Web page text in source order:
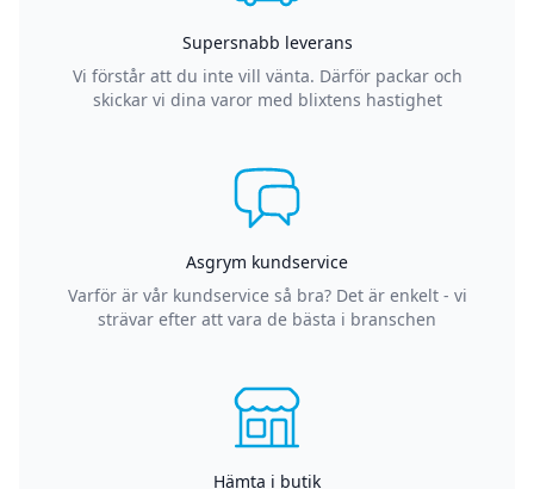
Supersnabb leverans
Vi förstår att du inte vill vänta. Därför packar och
skickar vi dina varor med blixtens hastighet
Asgrym kundservice
Varför är vår kundservice så bra? Det är enkelt - vi
strävar efter att vara de bästa i branschen
Hämta i butik